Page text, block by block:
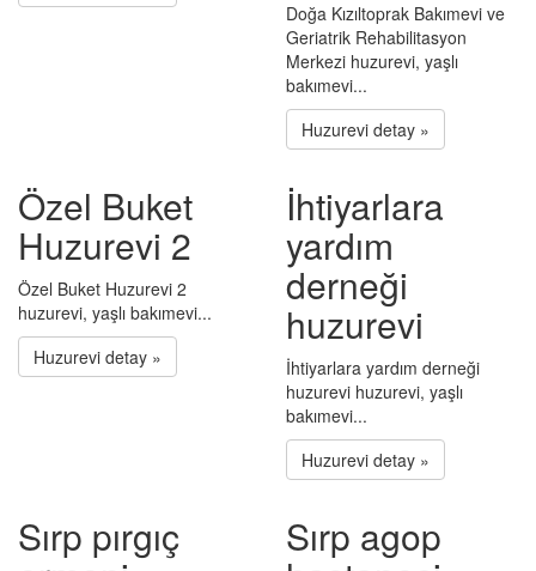
Doğa Kızıltoprak Bakımevi ve
Geriatrik Rehabilitasyon
Merkezi huzurevi, yaşlı
bakımevi...
Huzurevi detay »
Özel Buket
Huzurevi 2
Özel Buket Huzurevi 2
huzurevi, yaşlı bakımevi...
Huzurevi detay »
İhtiyarlara
yardım
derneği
huzurevi
İhtiyarlara yardım derneği
huzurevi huzurevi, yaşlı
bakımevi...
Huzurevi detay »
Sırp pırgıç Sırp agop